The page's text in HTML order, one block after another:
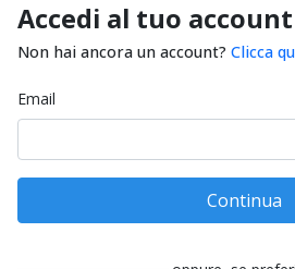
Accedi al tuo account
Non hai ancora un account? Clicca
Email
Continua